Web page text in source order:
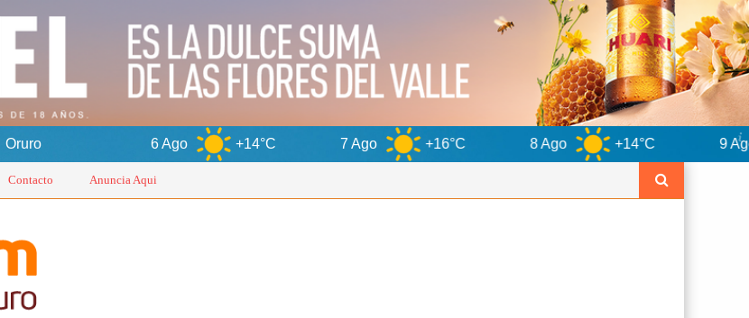
+14°C 7 Ago +16°C 8 Ago +14°C 9 Ago +15°C
Contacto Anuncia Aqui